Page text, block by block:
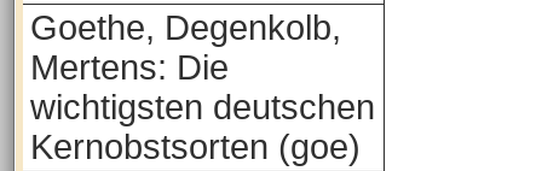
Goethe, Degenkolb,
Mertens: Die
wichtigsten deutschen
Kernobstsorten (goe)